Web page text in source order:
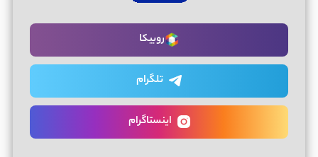
روبیکا
تلگرام
اینستاگرام